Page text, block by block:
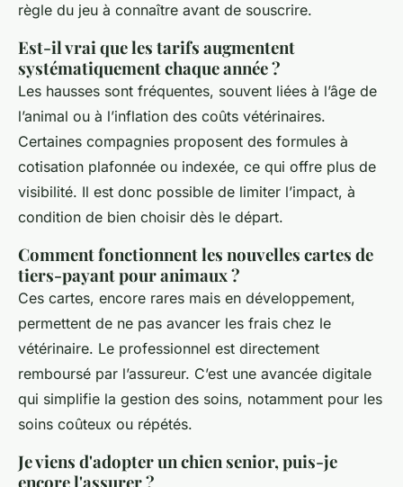
règle du jeu à connaître avant de souscrire.
Est-il vrai que les tarifs augmentent
systématiquement chaque année ?
Les hausses sont fréquentes, souvent liées à l’âge de
l’animal ou à l’inflation des coûts vétérinaires.
Certaines compagnies proposent des formules à
cotisation plafonnée ou indexée, ce qui offre plus de
visibilité. Il est donc possible de limiter l’impact, à
condition de bien choisir dès le départ.
Comment fonctionnent les nouvelles cartes de
tiers-payant pour animaux ?
Ces cartes, encore rares mais en développement,
permettent de ne pas avancer les frais chez le
vétérinaire. Le professionnel est directement
remboursé par l’assureur. C’est une avancée digitale
qui simplifie la gestion des soins, notamment pour les
soins coûteux ou répétés.
Je viens d'adopter un chien senior, puis-je
encore l'assurer ?